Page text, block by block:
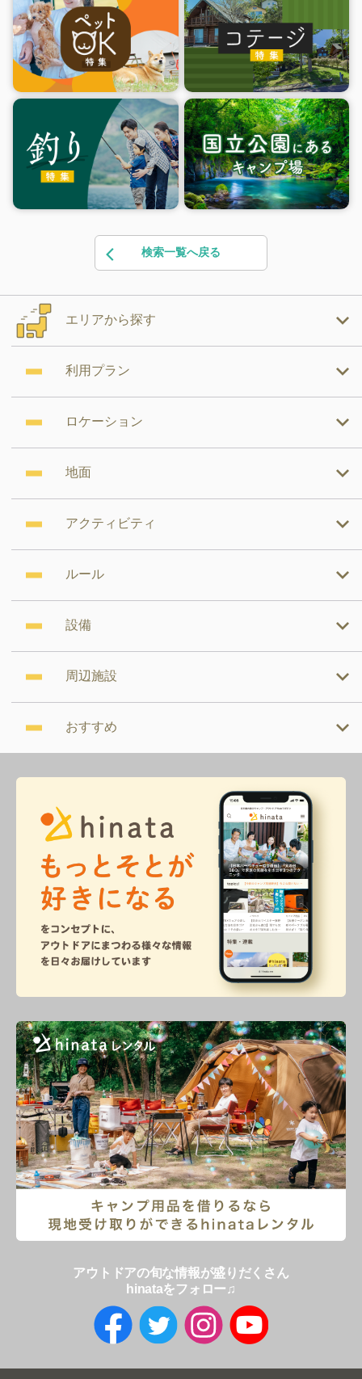
検索一覧へ戻る
エリアから探す
利用プラン
ロケーション
地面
アクティビティ
ルール
設備
周辺施設
おすすめ
アウトドアの旬な情報が盛りだくさん
hinataをフォロー♫